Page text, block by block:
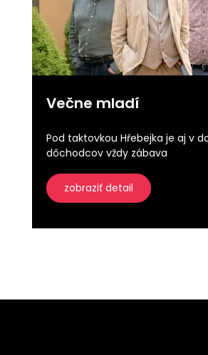
Večne mladí
Pod taktovkou Hřebejka je aj v
dôchodcov vždy zábava
zobraziť detail